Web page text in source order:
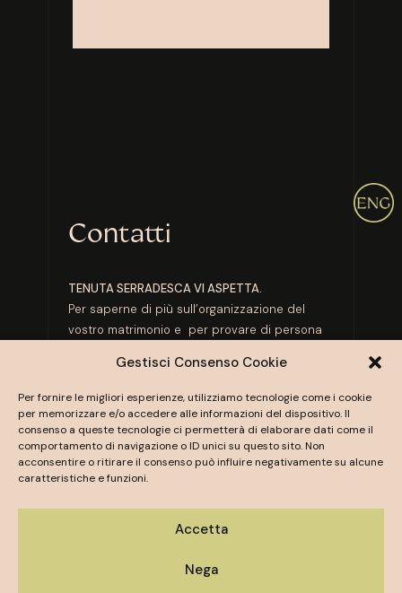
Gestisci Consenso Cookie
Per fornire le migliori esperienze, utilizziamo tecnologie come i cookie
per memorizzare e/o accedere alle informazioni del dispositivo. Il
consenso a queste tecnologie ci permetterà di elaborare dati come il
comportamento di navigazione o ID unici su questo sito. Non
acconsentire o ritirare il consenso può influire negativamente su alcune
caratteristiche e funzioni.
Accetta
Nega
Contatti
TENUTA SERRADESCA VI ASPETTA.
Per saperne di più sull’organizzazione del
vostro matrimonio e per provare di persona
location..incontriamoci!. È il modo migliore per
cominciare a costruire la vostra giornata
magica.
Scriveteci per fissare un appuntamento al
numero +393488931051, oppure compilate il